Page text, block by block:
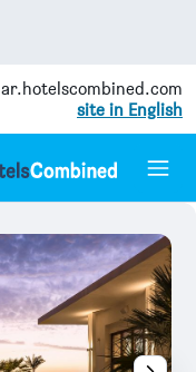
ar.hotelscombined.com
site in English